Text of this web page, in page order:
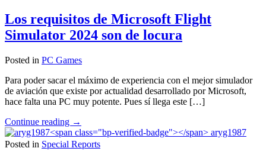
Los requisitos de Microsoft Flight
Simulator 2024 son de locura
Posted in PC Games
Para poder sacar el máximo de experiencia con el mejor simulador
de aviación que existe por actualidad desarrollado por Microsoft,
hace falta una PC muy potente. Pues sí llega este […]
Continue reading "Los
requisitos
de
→
aryg1987
Posted in Special Reports